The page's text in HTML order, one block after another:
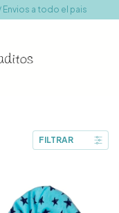
a todo el pais
FILTRAR